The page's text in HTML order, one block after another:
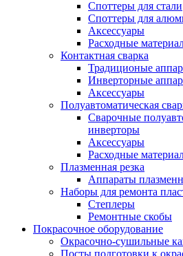
Споттеры для стали
Споттеры для
Аксессуары
Расходные
Контактная сварка
Традиционые
Инверторные
Аксессуары
Полуавтоматическая
Сварочные
инверторы
Аксессуары
Расходные
Плазменная резка
Аппараты
Наборы для ремонта
Степлеры
Ремонтные скобы
Покрасочное оборудование
Окрасочно-сушильные